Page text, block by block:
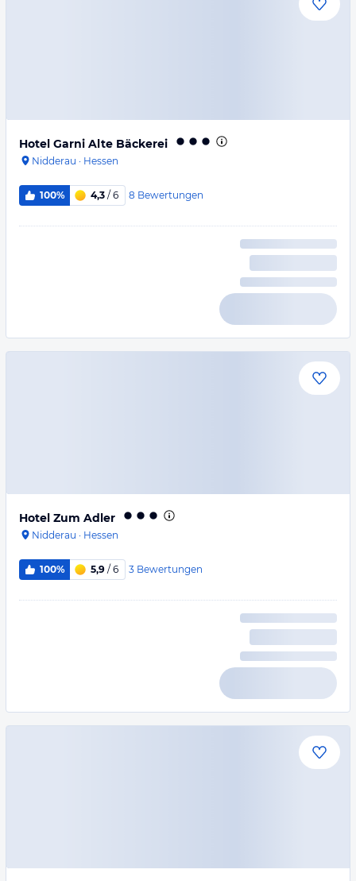
Hotel Garni Alte Bäckerei
Nidderau · Hessen
100% 4,3 / 6 8 Bewertungen
Hotel Zum Adler
Nidderau · Hessen
100% 5,9 / 6 3 Bewertungen